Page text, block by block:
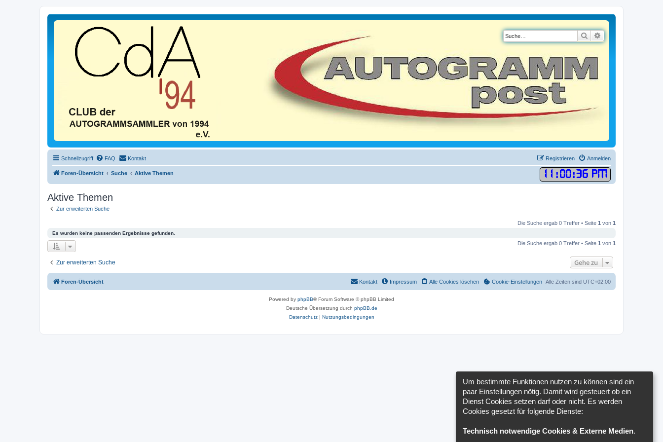
Suche
Schnellzugriff FAQ Kontakt Anmelden
Registrieren
Foren-Übersicht Suche Aktive Themen 11 :00:36 PM
Aktive Themen
Zur erweiterten Suche
Die Suche ergab 0 Treffer • Seite 1 von 1
Es wurden keine passenden Ergebnisse gefunden.
Die Suche ergab 0 Treffer • Seite 1 von 1
Zur erweiterten Suche Gehe zu
Foren-Übersicht Alle Zeiten sind UTC+02:00
Cookie-Einstellungen
Alle Cookies löschen
Impressum
Kontakt
Powered by phpBB® Forum Software © phpBB Limited
Deutsche Übersetzung durch phpBB.de
Datenschutz| Nutzungsbedingungen
Um bestimmte Funktionen nutzen zu können sind ein
paar Einstellungen nötig. Damit wird gesteuert ob ein
Dienst Cookies setzen darf oder nicht. Es werden
Cookies gesetzt für folgende Dienste:
Technisch notwendige Cookies & Externe Medien.